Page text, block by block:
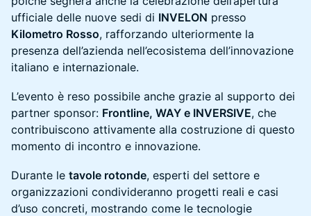
ufficiale delle nuove sedi di INVELON presso
Kilometro Rosso, rafforzando ulteriormente la
presenza dell’azienda nell’ecosistema dell’innovazione
italiano e internazionale.
L’evento è reso possibile anche grazie al supporto dei
partner sponsor: Frontline, WAY e INVERSIVE, che
contribuiscono attivamente alla costruzione di questo
momento di incontro e innovazione.
Durante le tavole rotonde, esperti del settore e
organizzazioni condivideranno progetti reali e casi
d’uso concreti, mostrando come le tecnologie